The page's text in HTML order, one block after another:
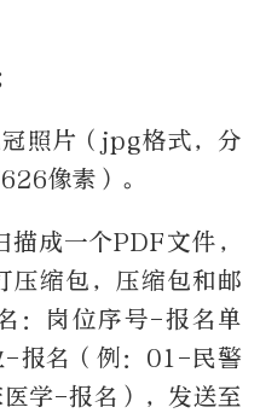
照片（jpg格式，分
像素）。
成一个PDF文件，
压缩包，压缩包和邮
：岗位序号-报名单
报名（例：01-民警
学-报名），发送至